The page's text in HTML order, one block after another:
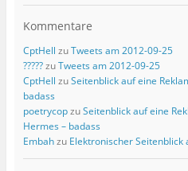
Kommentare
CptHell zuTweets am 2012-09-25
?????zuTweets am 2012-09-25
CptHell zuSeitenblick auf eine
badass
poetrycopzuSeitenblick auf eine
Hermes – badass
Embahzu Elektronischer Seitenblick